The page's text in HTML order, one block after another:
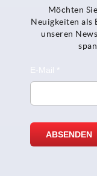
Möchten
Neuigkeiten als
unseren